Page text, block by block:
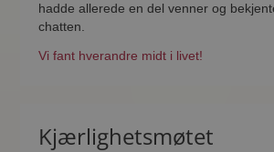
hadde allerede en del venner og
chatten.
Vi fant hverandre midt i livet!
Kjærlighetsmøtet